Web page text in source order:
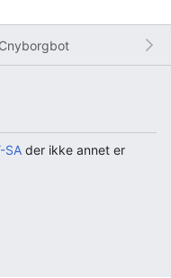
Cnyborgbot
SA der ikke annet er